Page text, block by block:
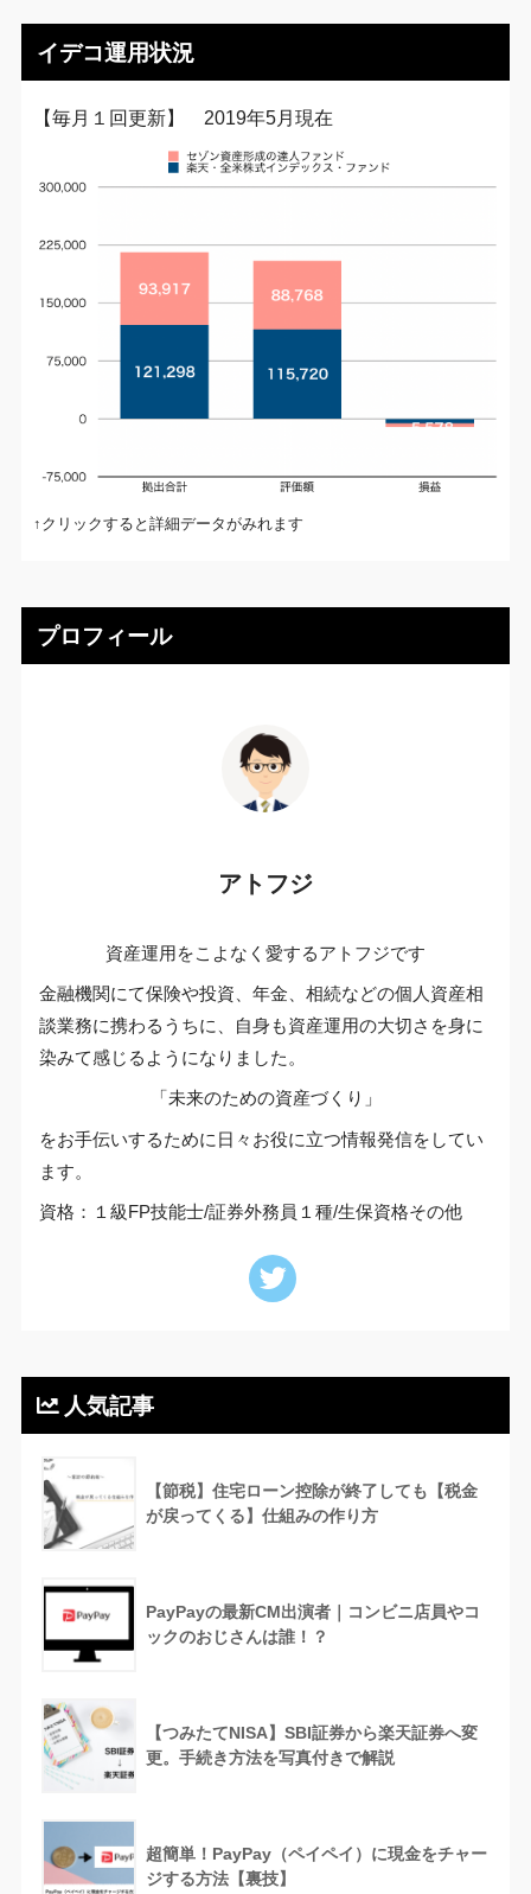
イデコ運用状況
【毎月１回更新】 2019年5月現在
↑クリックすると詳細データがみれます
プロフィール
アトフジ
資産運用をこよなく愛するアトフジです
金融機関にて保険や投資、年金、相続などの個人資産相
談業務に携わるうちに、自身も資産運用の大切さを身に
染みて感じるようになりました。
「未来のための資産づくり」
をお手伝いするために日々お役に立つ情報発信をしてい
ます。
資格：１級FP技能士/証券外務員１種/生保資格その他
人気記事
【節税】住宅ローン控除が終了しても【税金
が戻ってくる】仕組みの作り方
PayPayの最新CM出演者｜コンビニ店員やコ
ックのおじさんは誰！？
【つみたてNISA】SBI証券から楽天証券へ変
更。手続き方法を写真付きで解説
超簡単！PayPay（ペイペイ）に現金をチャー
ジする方法【裏技】